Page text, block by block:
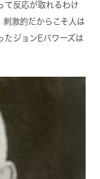
て反応が取れるわけ
刺激的だからこそ人は
たジョンEパワーズは